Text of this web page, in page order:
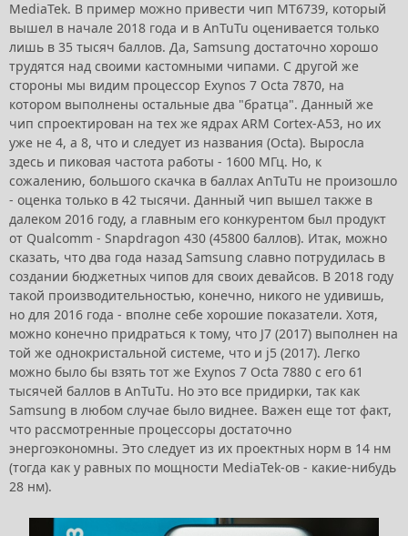
MediaTek. В пример можно привести чип MT6739, который
вышел в начале 2018 года и в AnTuTu оценивается только
лишь в 35 тысяч баллов. Да, Samsung достаточно хорошо
трудятся над своими кастомными чипами. С другой же
стороны мы видим процессор Exynos 7 Octa 7870, на
котором выполнены остальные два "братца". Данный же
чип спроектирован на тех же ядрах ARM Cortex-A53, но их
уже не 4, а 8, что и следует из названия (Octa). Выросла
здесь и пиковая частота работы - 1600 МГц. Но, к
сожалению, большого скачка в баллах AnTuTu не произошло
- оценка только в 42 тысячи. Данный чип вышел также в
далеком 2016 году, а главным его конкурентом был продукт
от Qualcomm - Snapdragon 430 (45800 баллов). Итак, можно
сказать, что два года назад Samsung славно потрудилась в
создании бюджетных чипов для своих девайсов. В 2018 году
такой производительностью, конечно, никого не удивишь,
но для 2016 года - вполне себе хорошие показатели. Хотя,
можно конечно придраться к тому, что J7 (2017) выполнен на
той же однокристальной системе, что и j5 (2017). Легко
можно было бы взять тот же Exynos 7 Octa 7880 с его 61
тысячей баллов в AnTuTu. Но это все придирки, так как
Samsung в любом случае было виднее. Важен еще тот факт,
что рассмотренные процессоры достаточно
энергоэкономны. Это следует из их проектных норм в 14 нм
(тогда как у равных по мощности MediaTek-ов - какие-нибудь
28 нм).